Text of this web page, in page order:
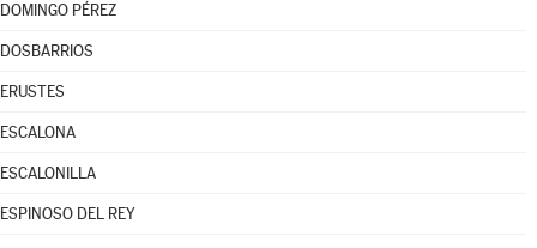
DOMINGO PÉREZ
DOSBARRIOS
ERUSTES
ESCALONA
ESCALONILLA
ESPINOSO DEL REY